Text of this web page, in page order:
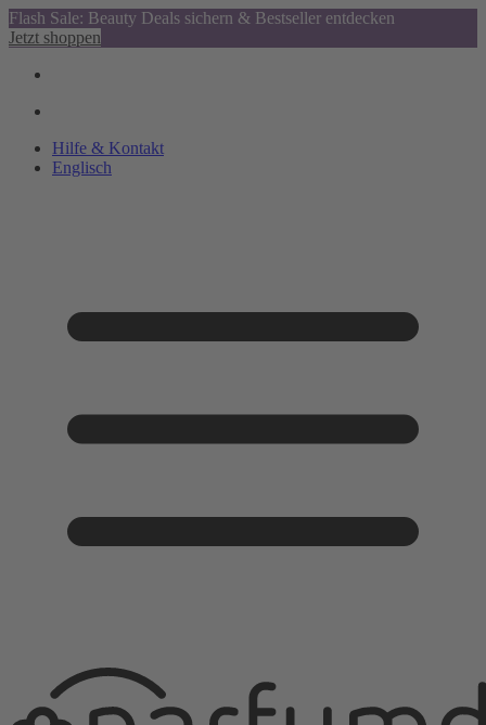
Flash Sale: Beauty Deals sichern & Bestseller entdecken
Jetzt shoppen
Hilfe & Kontakt
Englisch